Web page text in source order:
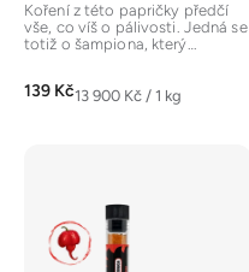
139 KčMěrná
13 900 Kč / 1 kg
Koření z této papričky předčí
vše, co víš o pálivosti. Jedná se
totiž o šampiona, který